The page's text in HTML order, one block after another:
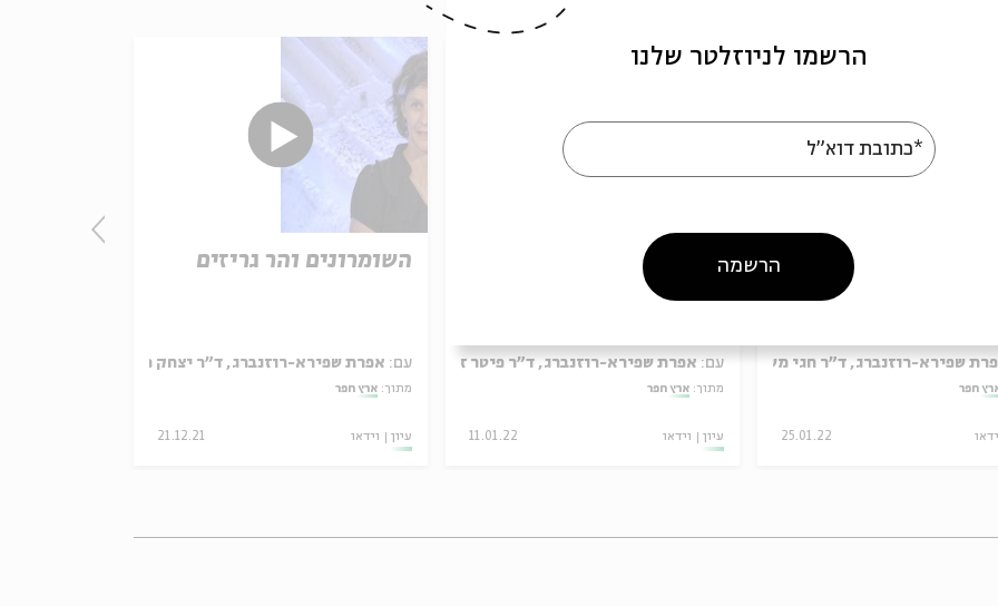
השומרונים והר גריזים
עם: אפרת שפירא-רוזנברג, ד"ר יצחק מגן
מתוך: ארץ חפר
עיון וידאו 21.12.21
אל-יהודו: יהדות בבל
העתיקה
עם: אפרת שפירא-רוזנברג, ד"ר פיטר זילברג
מתוך: ארץ חפר
עיון וידאו 11.01.22
של יהודי יֵבּ
שפירא-רוזנברג, ד"ר חגי משגב
חפר
25.01.22
הרשמו לניוזלטר שלנו
*כתובת דוא"ל
הרשמה